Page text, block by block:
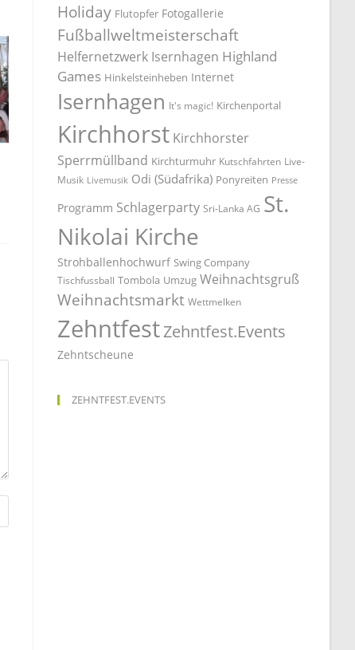
Holiday Flutopfer Fotogallerie
Fußballweltmeisterschaft
Helfernetzwerk Isernhagen Highland
Games Hinkelsteinheben Internet
Isernhagen It's magic! Kirchenportal
Kirchhorst Kirchhorster
Sperrmüllband Kirchturmuhr Kutschfahrten Live-
Musik Livemusik Odi (Südafrika) Ponyreiten Presse
Programm Schlagerparty Sri-Lanka AG St.
Nikolai Kirche
Strohballenhochwurf Swing Company
Tischfussball Tombola Umzug Weihnachtsgruß
Weihnachtsmarkt Wettmelken
ZehntfestZehntfest.Events
Zehntscheune
ZEHNTFEST.EVENTS